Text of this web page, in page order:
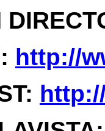
http://